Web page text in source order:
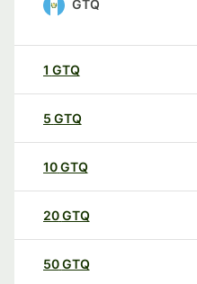
GTQ
1 GTQ
5 GTQ
10GTQ
20GTQ
50GTQ